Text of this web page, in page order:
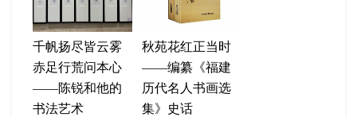
千帆扬尽皆云雾
赤足行荒问本心
——陈锐和他的
书法艺术
秋苑花红正当时
——编纂《福建
历代名人书画选
集》史话